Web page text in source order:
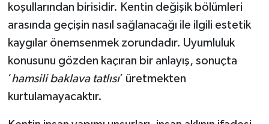
koşullarından birisidir. Kentin değişik bölümleri
arasında geçişin nasıl sağlanacağı ile ilgili estetik
kaygılar önemsenmek zorundadır. Uyumluluk
konusunu gözden kaçıran bir anlayış, sonuçta
‘hamsili baklava tatlısı’ üretmekten
kurtulamayacaktır.